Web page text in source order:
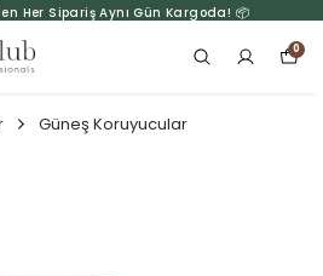
Her Sipariş Aynı Gün Kargoda! 📦
0
Güneş Koruyucular